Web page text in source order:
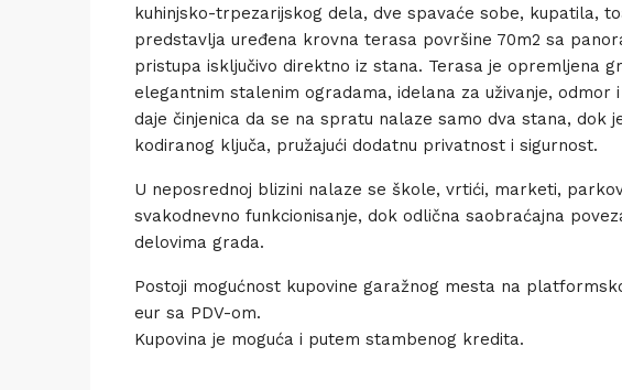
kuhinjsko-trpezarijskog dela, dve spavaće sobe, kupatila,
predstavlja uređena krovna terasa površine 70m2 sa
pristupa isključivo direktno iz stana. Terasa je opremljena
elegantnim stalenim ogradama, idelana za uživanje, odmor
daje činjenica da se na spratu nalaze samo dva stana, dok
kodiranog ključa, pružajući dodatnu privatnost i sigurnost.
U neposrednoj blizini nalaze se škole, vrtići, marketi,
svakodnevno funkcionisanje, dok odlična saobraćajna
delovima grada.
Postoji mogućnost kupovine garažnog mesta na
eur sa PDV-om.
Kupovina je moguća i putem stambenog kredita.